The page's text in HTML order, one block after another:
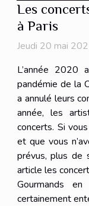
Les
à Paris
Jeudi 20 mai
L’année 2020
pandémie de la
a annulé leurs
année, les
concerts. Si
et que vous
prévus, plus de
article les
Gourmands
certainement